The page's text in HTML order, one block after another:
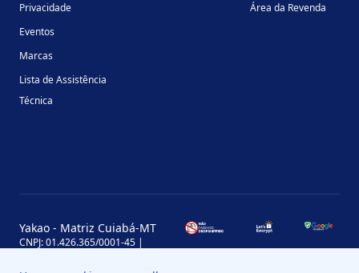
Privacidade
Eventos
Marcas
Lista de Assistência
Técnica
Área da Revenda
Yakao - Matriz Cuiabá-MT
CNPJ: 01.426.365/0001-45 |